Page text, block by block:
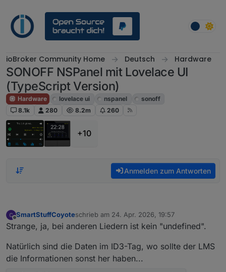
ioBroker Community Home Deutsch Hardware
SONOFF NSPanel mit Lovelace UI
(TypeScript Version)
Hardware lovelace ui nspanel
sonoff
8.1k
280 8.2m 260
+10
Anmelden zum Antworten
SmartStuffCoyoteschrieb am 24. Apr. 2026, 19:57
zuletzt editiert von
Strange, ja, bei anderen Liedern ist kein "undefined".
Natürlich sind die Daten im ID3-Tag, wo sollte der LMS
die Informationen sonst her haben...